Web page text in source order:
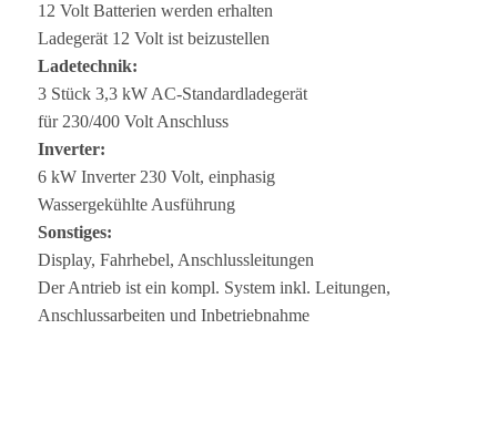
12 Volt Bat­te­rien wer­den erhalten
Lade­ge­rät 12 Volt ist beizustellen
Lade­tech­nik:
3 Stück 3,3 kW AC-Standardladegerät
für 230/400 Volt Anschluss
Inver­ter:
6 kW Inver­ter 230 Volt, einphasig
Was­ser­ge­kühlte Ausführung
Sons­ti­ges:
Dis­play, Fahr­he­bel, Anschlussleitungen
Der Antrieb ist ein kompl. Sys­tem inkl. Lei­tun­gen,
Anschluss­ar­bei­ten und Inbetriebnahme